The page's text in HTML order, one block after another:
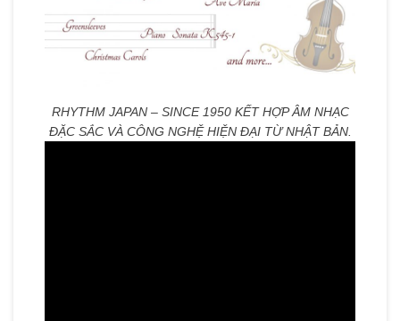
RHYTHM JAPAN – SINCE 1950 KẾT HỢP ÂM NHẠC
ĐẶC SẮC VÀ CÔNG NGHỆ HIỆN ĐẠI TỪ NHẬT BẢN.